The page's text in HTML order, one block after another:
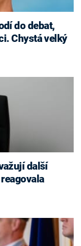
do debat,
Chystá velký